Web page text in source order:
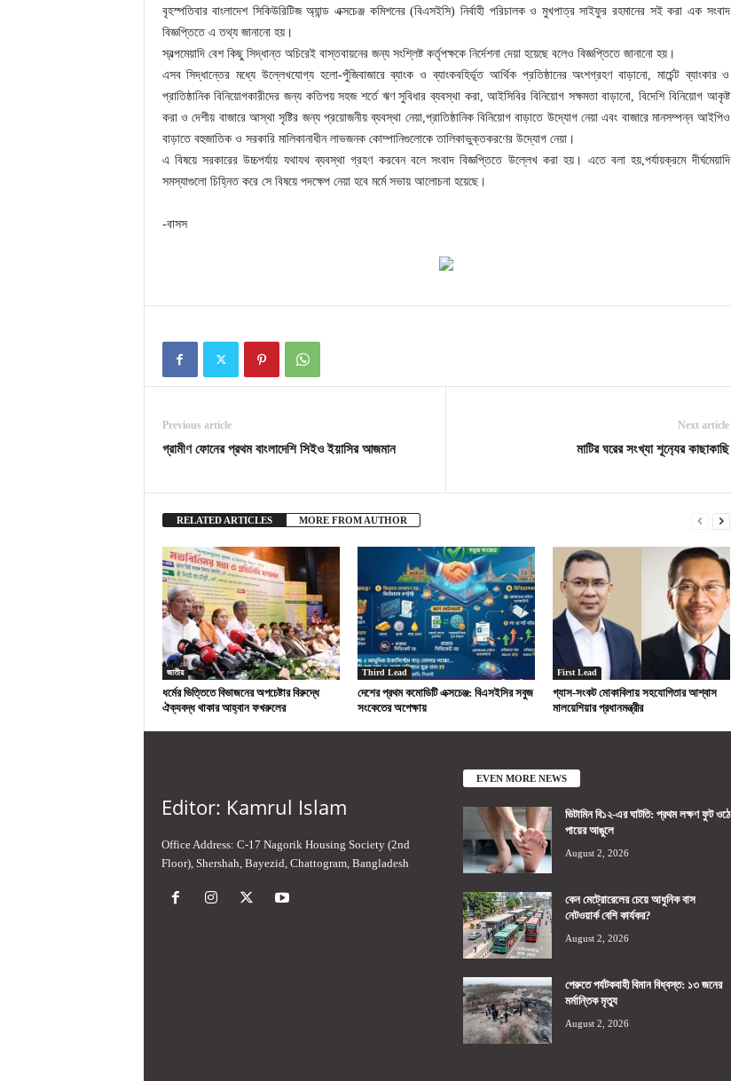
বৃহস্পতিবার বাংলাদেশ সিকিউরিটিজ অ্যান্ড এক্সচেঞ্জ কমিশনের (বিএসইসি) নির্বাহী পরিচালক ও মুখপাত্র সাইফুর রহমানের সই করা এক সংবাদ
বিজ্ঞপ্তিতে এ তথ্য জানানো হয়।
স্বল্পমেয়াদি বেশ কিছু সিদ্ধান্ত অচিরেই বাস্তবায়নের জন্য সংশ্লিষ্ট কর্তৃপক্ষকে নির্দেশনা দেয়া হয়েছে বলেও বিজ্ঞপ্তিতে জানানো হয়।
এসব সিদ্ধান্তের মধ্যে উল্লেখযোগ্য হলো-পুঁজিবাজারে ব্যাংক ও ব্যাংকবহির্ভূত আর্থিক প্রতিষ্ঠানের অংশগ্রহণ বাড়ানো, মার্চেন্ট ব্যাংকার ও
প্রাতিষ্ঠানিক বিনিয়োগকারীদের জন্য কতিপয় সহজ শর্তে ঋণ সুবিধার ব্যবস্থা করা, আইসিবির বিনিয়োগ সক্ষমতা বাড়ানো, বিদেশি বিনিয়োগ আকৃষ্ট
করা ও দেশীয় বাজারে আস্থা সৃষ্টির জন্য প্রয়োজনীয় ব্যবস্থা নেয়া,প্রাতিষ্ঠানিক বিনিয়োগ বাড়াতে উদ্যোগ নেয়া এবং বাজারে মানসম্পন্ন আইপিও
বাড়াতে বহুজাতিক ও সরকারি মালিকানাধীন লাভজনক কোম্পানিগুলোকে তালিকাভুক্তকরণের উদ্যোগ নেয়া।
এ বিষয়ে সরকারের উচ্চপর্যায় যথাযথ ব্যবস্থা গ্রহণ করবেন বলে সংবাদ বিজ্ঞপ্তিতে উল্লেখ করা হয়। এতে বলা হয়,পর্যায়ক্রমে দীর্ঘমেয়াদি
সমস্যাগুলো চিহ্নিত করে সে বিষয়ে পদক্ষেপ নেয়া হবে মর্মে সভায় আলোচনা হয়েছে।
-বাসস
Previous article
গ্রামীণ ফোনের প্রথম বাংলাদেশি সিইও ইয়াসির আজমান
Next article
মাটির ঘরের সংখ্যা শূন‍্যের কাছাকাছি
RELATED ARTICLES MORE FROM AUTHOR
জাতীয়
ধর্মের ভিত্তিতে বিভাজনের অপচেষ্টার বিরুদ্ধে
ঐক্যবদ্ধ থাকার আহ্বান ফখরুলের
Third Lead
দেশের প্রথম কমোডিটি এক্সচেঞ্জ: বিএসইসির সবুজ
সংকেতের অপেক্ষায়
First Lead
গ্যাস-সংকট মোকাবিলায় সহযোগিতার আশ্বাস
মালয়েশিয়ার প্রধানমন্ত্রীর
Editor: Kamrul Islam
Office Address: C-17 Nagorik Housing Society (2nd
Floor), Shershah, Bayezid, Chattogram, Bangladesh
EVEN MORE NEWS
ভিটামিন বি১২-এর ঘাটতি: প্রথম লক্ষণ ফুট ওঠে
পায়ের আঙুলে
August 2, 2026
কেন মেট্রোরেলের চেয়ে আধুনিক বাস
নেটওয়ার্ক বেশি কার্যকর?
August 2, 2026
পেরুতে পর্যটকবাহী বিমান বিধ্বস্ত: ১৩ জনের
মর্মান্তিক মৃত্যু
August 2, 2026